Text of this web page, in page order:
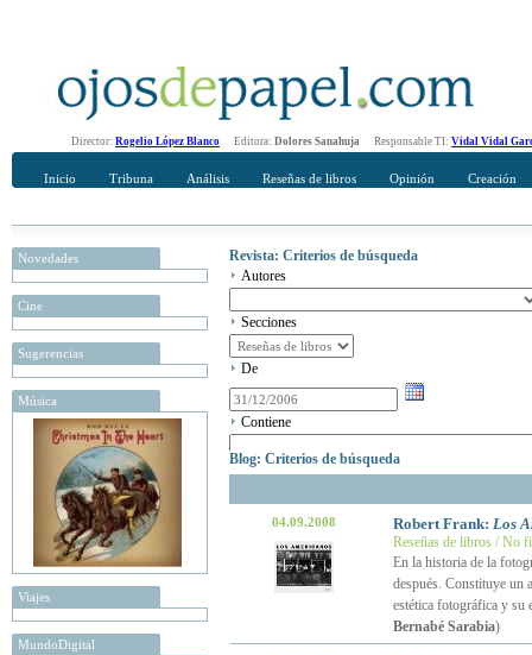
Director: Rogelio López Blanco Editora: Dolores Sanahuja Responsable TI: Vidal Vidal
Inicio Tribuna Análisis Reseñas de libros Opinión Creación
Novedades
Cine
Sugerencias
Música
Viajes
MundoDigital
Revista: Criterios de búsqueda
Autores
Secciones
De
Contiene
Blog: Criterios de búsqueda
04.09.2008 Robert Frank: Los
Reseñas de libros / No
En la historia de la
después. Constituye un
estética fotográfica y su
Bernabé Sarabia)